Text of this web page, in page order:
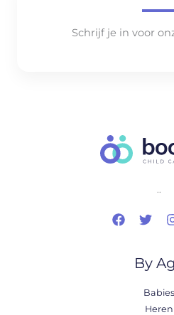
Schrijf je in voor
..
By
Babies
Heren